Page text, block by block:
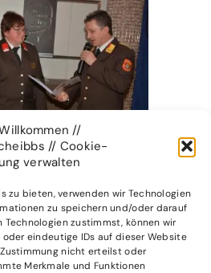
//
// Cookie-
verwalten
zu bieten, verwenden wir Technologien
zu speichern und/oder darauf
Technologien zustimmst, können wir
eindeutige IDs auf dieser Website
nicht erteilst oder
Merkmale und Funktionen